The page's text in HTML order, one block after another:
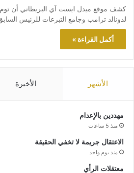
كشف موقع ميدل ايست آي البريطاني أن توم
لدونالد ترامب وجامع التبرعات للرئيس
أكمل القراءة »
الأشهر الأخيرة
مهددين بالإعدام
منذ 5 ساعات
الاعتقال جريمة لا تخفي الحقيقة
منذ يوم واحد
معتقلات الرأي